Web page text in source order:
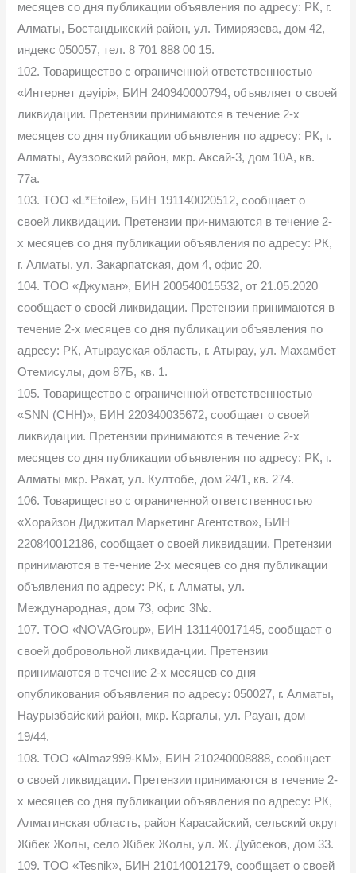
месяцев со дня публикации объявления по адресу: РК, г.
Алматы, Бостандыкский район, ул. Тимирязева, дом 42,
индекс 050057, тел. 8 701 888 00 15.
102. Товарищество с ограниченной ответственностью
«Интернет дәуірі», БИН 240940000794, объявляет о своей
ликвидации. Претензии принимаются в течение 2-х
месяцев со дня публикации объявления по адресу: РК, г.
Алматы, Ауэзовский район, мкр. Аксай-3, дом 10А, кв.
77а.
103. TOO «L*Etoile», БИН 191140020512, сообщает о
своей ликвидации. Претензии при-нимаются в течение 2-
х месяцев со дня публикации объявления по адресу: РК,
г. Алматы, ул. Закарпатская, дом 4, офис 20.
104. TOO «Джуман», БИН 200540015532, от 21.05.2020
сообщает о своей ликвидации. Претензии принимаются в
течение 2-х месяцев со дня публикации объявления по
адресу: РК, Атырауская область, г. Атырау, ул. Махамбет
Отемисулы, дом 87Б, кв. 1.
105. Товарищество с ограниченной ответственностью
«SNN (CHH)», БИН 220340035672, сообщает о своей
ликвидации. Претензии принимаются в течение 2-х
месяцев со дня публикации объявления по адресу: РК, г.
Алматы мкр. Рахат, ул. Култобе, дом 24/1, кв. 274.
106. Товарищество с ограниченной ответственностью
«Хорайзон Диджитал Маркетинг Агентство», БИН
220840012186, сообщает о своей ликвидации. Претензии
принимаются в те-чение 2-х месяцев со дня публикации
объявления по адресу: РК, г. Алматы, ул.
Международная, дом 73, офис 3№.
107. TOO «NOVAGroup», БИН 131140017145, сообщает о
своей добровольной ликвида-ции. Претензии
принимаются в течение 2-х месяцев со дня
опубликования объявления по адресу: 050027, г. Алматы,
Наурызбайский район, мкр. Каргалы, ул. Рауан, дом
19/44.
108. TOO «Almaz999-КМ», БИН 210240008888, сообщает
о своей ликвидации. Претензии принимаются в течение 2-
х месяцев со дня публикации объявления по адресу: РК,
Алматинская область, район Карасайский, сельский округ
Жібек Жолы, село Жібек Жолы, ул. Ж. Дуйсеков, дом 33.
109. TОО «Tesnik», БИН 210140012179, сообщает о своей